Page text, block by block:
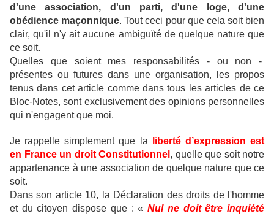
d'une association, d'un parti, d'une loge, d'une
obédience maçonnique.Tout ceci pour que cela soit bien
clair, qu'il n'y ait aucune ambiguïté de quelque nature que
ce soit.
Quelles que soient mes responsabilités - ou non -
présentes ou futures dans une organisation, les propos
tenus dans cet article comme dans tous les articles de ce
Bloc-Notes, sont exclusivement des opinions personnelles
qui n'engagent que moi.
Je rappelle simplement que la
liberté d’expression est
en France un droit Constitutionnel , quelle que soit notre
appartenance à une association de quelque nature que ce
soit.
Dans son article 10, la Déclaration des droits de l'homme
et du citoyen dispose que : «Nul ne doit être inquiété